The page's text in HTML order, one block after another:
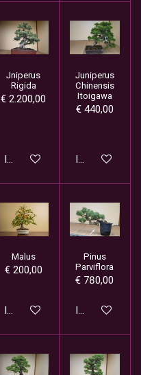
Jniperus
Rigida
€ 2.200,00
In winkelwagen
Juniperus
Chinensis
Itoigawa
€ 440,00
In
Malus
€ 200,00
In winkelwagen
Pinus
Parviflora
€ 780,00
In